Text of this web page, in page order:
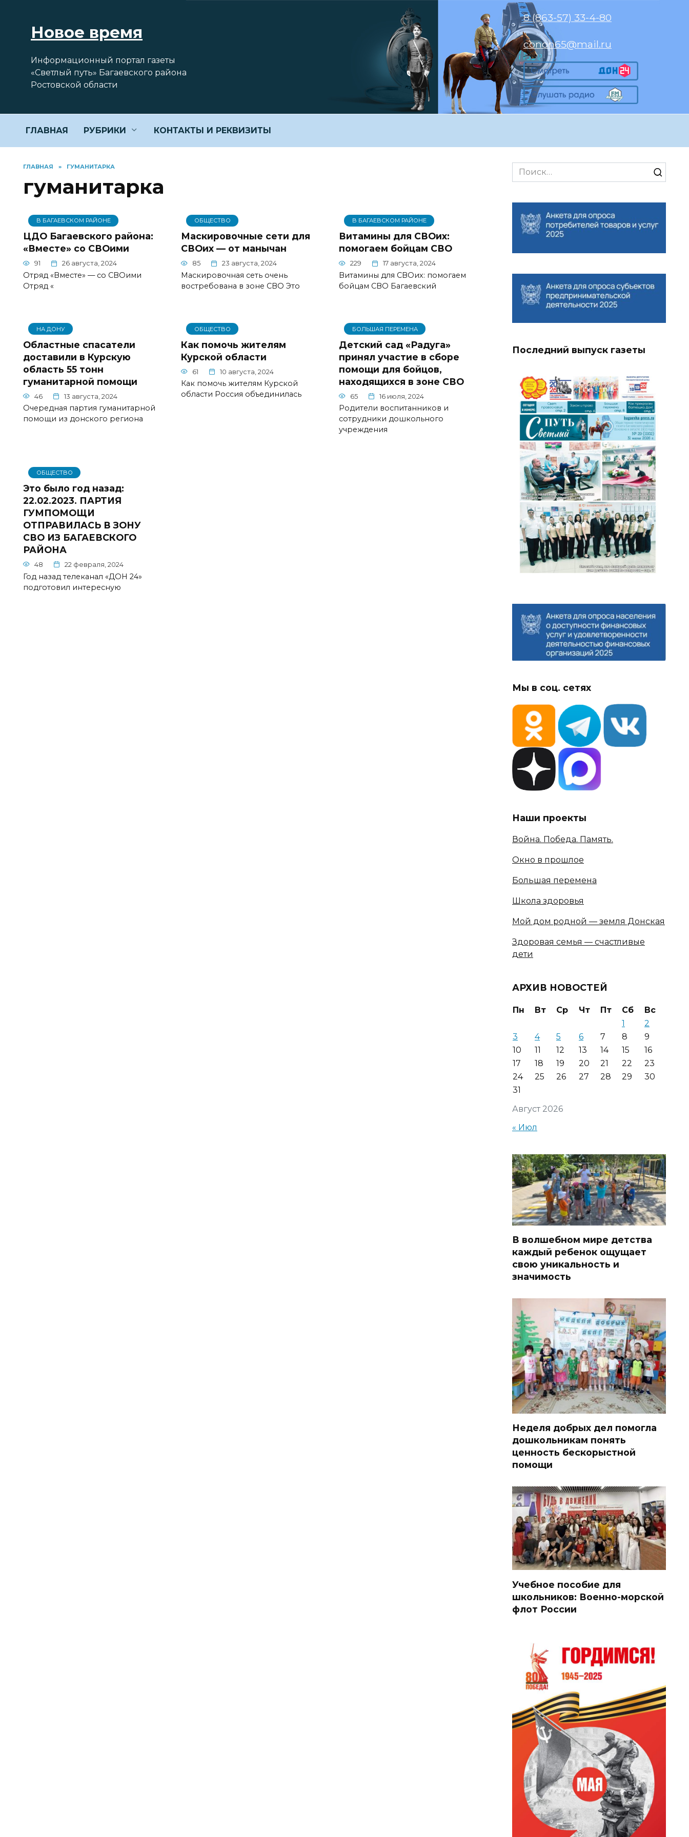
содержаниюНовое время
Информационный портал газеты
«Светлый путь» Багаевского района
Ростовской области
8 (863-57) 33-4-80
conon65@mail.ru
ГЛАВНАЯ РУБРИКИ КОНТАКТЫ И РЕКВИЗИТЫ
ГЛАВНАЯ » ГУМАНИТАРКА
гуманитарка
В БАГАЕВСКОМ РАЙОНЕ
ЦДО Багаевского района:
«Вместе» со СВОими
91 26 августа, 2024
Отряд «Вместе» — со СВОими
Отряд «
ОБЩЕСТВО
Маскировочные сети для
СВОих — от манычан
85 23 августа, 2024
Маскировочная сеть очень
востребована в зоне СВО Это
В БАГАЕВСКОМ РАЙОНЕ
Витамины для СВОих:
помогаем бойцам СВО
229 17 августа, 2024
Витамины для СВОих: помогаем
бойцам СВО Багаевский
НА ДОНУ
Областные спасатели
доставили в Курскую
область 55 тонн
гуманитарной помощи
46 13 августа, 2024
Очередная партия гуманитарной
помощи из донского региона
ОБЩЕСТВО
Как помочь жителям
Курской области
61 10 августа, 2024
Как помочь жителям Курской
области Россия объединилась
БОЛЬШАЯ ПЕРЕМЕНА
Детский сад «Радуга»
принял участие в сборе
помощи для бойцов,
находящихся в зоне СВО
65 16 июля, 2024
Родители воспитанников и
сотрудники дошкольного
учреждения
ОБЩЕСТВО
Это было год назад:
22.02.2023. ПАРТИЯ
ГУМПОМОЩИ
ОТПРАВИЛАСЬ В ЗОНУ
СВО ИЗ БАГАЕВСКОГО
РАЙОНА
48 22 февраля, 2024
Год назад телеканал «ДОН 24»
подготовил интересную
Search
for:
Последний выпуск газеты
Мы в соц. сетях
Наши проекты
Война. Победа. Память.
Окно в прошлое
Большая перемена
Школа здоровья
Мой дом родной — земля Донская
Здоровая семья — счастливые
дети
АРХИВ НОВОСТЕЙ
Август 2026
Пн Вт Ср Чт Пт Сб
Вс
1
2
3
4 5 6 7 8
9
10
11 12 13 14 15
16
17
18 19 20 21 22
23
24
25 26 27 28 29
30
31
« Июл
В волшебном мире детства
каждый ребенок ощущает
свою уникальность и
значимость
Неделя добрых дел помогла
дошкольникам понять
ценность бескорыстной
помощи
Учебное пособие для
школьников: Военно-морской
флот России